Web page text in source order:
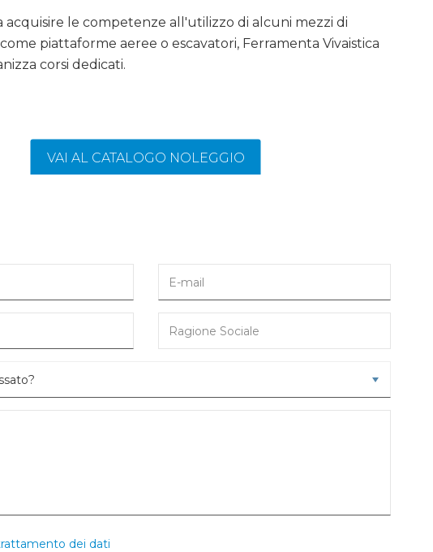
acquisire le competenze all'utilizzo di alcuni mezzi di
come piattaforme aeree o escavatori, Ferramenta Vivaistica
corsi dedicati.
VAI AL CATALOGO NOLEGGIO
dei dati